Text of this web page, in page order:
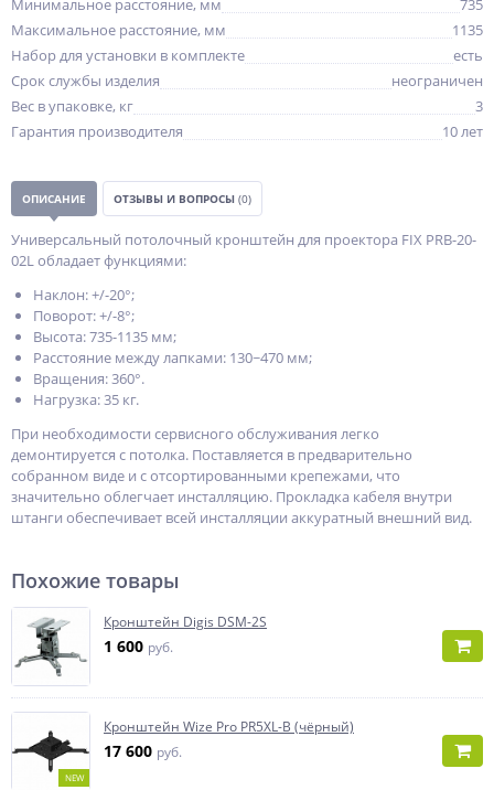
Минимальное расстояние, мм
735
Максимальное расстояние, мм
1135
Набор для установки в комплекте
есть
Срок службы изделия
неограничен
Вес в упаковке, кг
3
Гарантия производителя
10 лет
ОПИСАНИЕ ОТЗЫВЫ И ВОПРОСЫ (0)
Универсальный потолочный кронштейн для проектора FIX PRB-20-
02L обладает функциями:
Наклон: +/-20°;
Поворот: +/-8°;
Высота: 735-1135 мм;
Расстояние между лапками: 130~470 мм;
Вращения: 360°.
Нагрузка: 35 кг.
При необходимости сервисного обслуживания легко
демонтируется с потолка. Поставляется в предварительно
собранном виде и с отсортированными крепежами, что
значительно облегчает инсталляцию. Прокладка кабеля внутри
штанги обеспечивает всей инсталляции аккуратный внешний вид.
Похожие товары
Кронштейн Digis DSM-2S
1 600 руб.
NEW
Кронштейн Wize Pro PR5XL-B (чёрный)
17 600 руб.